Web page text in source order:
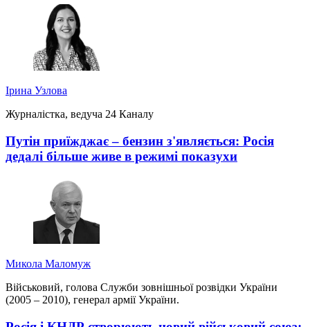
Ірина Узлова
Журналістка, ведуча 24 Каналу
Путін приїжджає – бензин з'являється: Росія
дедалі більше живе в режимі показухи
Микола Маломуж
Військовий, голова Служби зовнішньої розвідки України
(2005 – 2010), генерал армії України.